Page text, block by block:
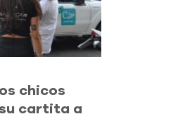
chicos
cartita a